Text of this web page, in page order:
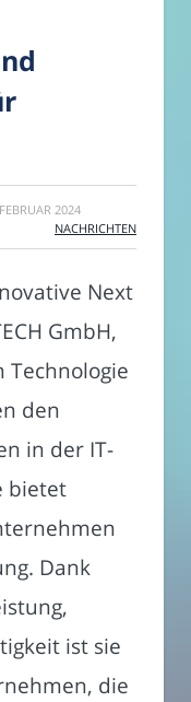
2024
NACHRICHTEN
Next
GmbH,
den
in der IT-
bietet
Dank
ist sie
die